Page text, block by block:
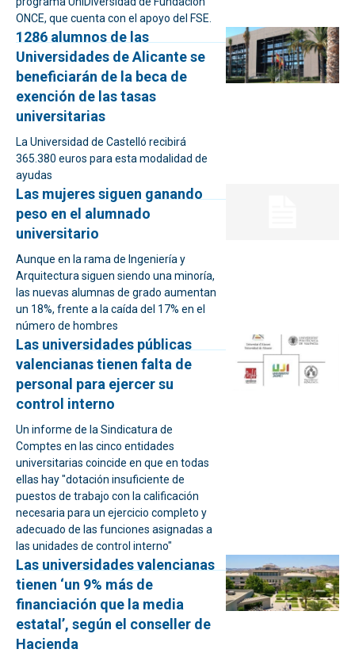
ONCE, que cuenta con el apoyo del FSE.
1286 alumnos de las
Universidades de Alicante se
beneficiarán de la beca de
exención de las tasas
universitarias
La Universidad de Castelló recibirá
365.380 euros para esta modalidad de
ayudas
Las mujeres siguen ganando
peso en el alumnado
universitario
Aunque en la rama de Ingeniería y
Arquitectura siguen siendo una minoría,
las nuevas alumnas de grado aumentan
un 18%, frente a la caída del 17% en el
número de hombres
Las universidades públicas
valencianas tienen falta de
personal para ejercer su
control interno
Un informe de la Sindicatura de
Comptes en las cinco entidades
universitarias coincide en que en todas
ellas hay "dotación insuficiente de
puestos de trabajo con la calificación
necesaria para un ejercicio completo y
adecuado de las funciones asignadas a
las unidades de control interno"
Las universidades valencianas
tienen ‘un 9% más de
financiación que la media
estatal’, según el conseller de
Hacienda